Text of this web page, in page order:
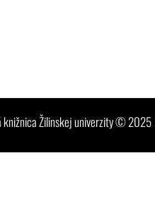
knižnica Žilinskej univerzity © 2025